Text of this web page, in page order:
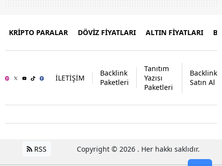
KRİPTO PARALAR DÖVİZ FİYATLARI ALTIN FİYATLARI
İLETİŞİM
Backlink
Paketleri
Tanıtım
Yazısı
Paketleri
Backlink
Satın Al
RSS Copyright © 2026 . Her hakkı saklıdır.